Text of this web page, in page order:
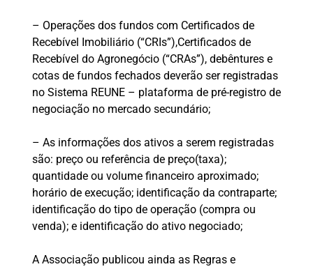
– Operações dos fundos com Certificados de
Recebível Imobiliário (“CRIs”),Certificados de
Recebível do Agronegócio (“CRAs”), debêntures e
cotas de fundos fechados deverão ser registradas
no Sistema REUNE – plataforma de pré-registro de
negociação no mercado secundário;
– As informações dos ativos a serem registradas
são: preço ou referência de preço(taxa);
quantidade ou volume financeiro aproximado;
horário de execução; identificação da contraparte;
identificação do tipo de operação (compra ou
venda); e identificação do ativo negociado;
A Associação publicou ainda as Regras e